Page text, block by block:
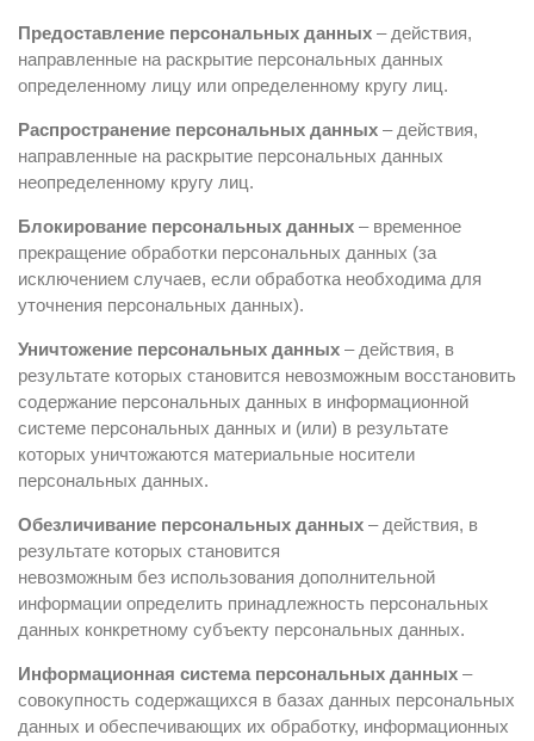
Предоставление персональных данных – действия,
направленные на раскрытие персональных данных
определенному лицу или определенному кругу лиц.
Распространение персональных данных – действия,
направленные на раскрытие персональных данных
неопределенному кругу лиц.
Блокирование персональных данных – временное
прекращение обработки персональных данных (за
исключением случаев, если обработка необходима для
уточнения персональных данных).
Уничтожение персональных данных – действия, в
результате которых становится невозможным восстановить
содержание персональных данных в информационной
системе персональных данных и (или) в результате
которых уничтожаются материальные носители
персональных данных.
Обезличивание персональных данных – действия, в
результате которых становится
невозможным без использования дополнительной
информации определить принадлежность персональных
данных конкретному субъекту персональных данных.
Информационная система персональных данных –
совокупность содержащихся в базах данных персональных
данных и обеспечивающих их обработку, информационных